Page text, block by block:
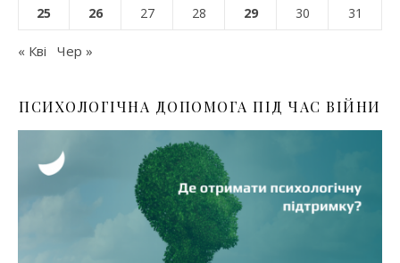
25
26 27 28 29 30 31
« Кві Чер »
ПСИХОЛОГІЧНА ДОПОМОГА ПІД ЧАС ВІЙНИ